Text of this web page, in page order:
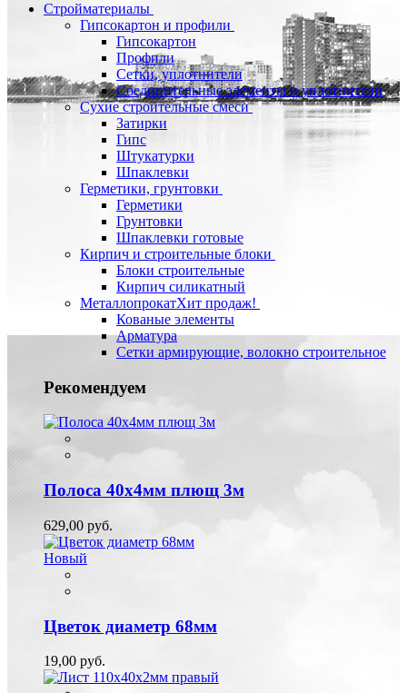
Стройматериалы
Гипсокартон и профили
Гипсокартон
Профили
Сетки, уплотнители
Соединительные элементы и уплотнители
Сухие строительные смеси
Затирки
Гипс
Штукатурки
Шпаклевки
Герметики, грунтовки
Герметики
Грунтовки
Шпаклевки готовые
Кирпич и строительные блоки
Блоки строительные
Кирпич силикатный
МеталлопрокатХит продаж!
Кованые элементы
Арматура
Сетки армирующие, волокно строительное
Рекомендуем
Полоса 40х4мм плющ 3м
629,00 руб.
Новый
Цветок диаметр 68мм
19,00 руб.